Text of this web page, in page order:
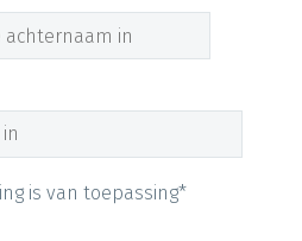
is van toepassing*